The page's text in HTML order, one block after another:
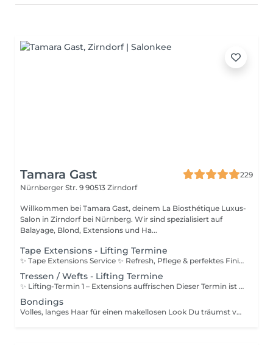
Tamara Gast
229
Nürnberger Str. 9 90513 Zirndorf
Willkommen bei Tamara Gast, deinem La Biosthétique Luxus-
Salon in Zirndorf bei Nürnberg. Wir sind spezialisiert auf
Balayage, Blond, Extensions und Ha...
Tape Extensions - Lifting Termine
✨ Tape Extensions Service ✨ Refresh, Pflege & perfektes Finish ✨ Dieser Service ist exklusiv für unsere Stammkundinnen, die bereits ein Tape-Extensions-Set von uns tragen!!! ✨ Im Rahmen des Termins werden die vorhandenen Tape-Extensions schonend entfernt, die Tape-Streifen erneuert und dein Eigenhaar tiefengereinigt, shampooniert und gepflegt. So wird dein Haar optimal vorbereitet. Anschließend werden die erneuerten Tape-Extensions fachgerecht wieder eingearbeitet, präzise eingeschnitten und das gesamte Ergebnis professionell gestylt. ✨ Das Resultat: ✨ Natürlich fallende Längen. ✨ Saubere Übergänge. ✨ Ein frisches, luxuriöses Tragegefühl. ✨ Wichtige Buchungshinweise: Online nur für Kundinnen buchbar, die bereits Tape-Extensions von uns haben Neukundinnen buchen bitte zuerst einen Beratungstermin Der angezeigte Preis gilt für 1 Stunde Einarbeiten & Einschneiden nicht für das erneuern der Tapes Der Endpreis richtet sich individuell nach Anzahl der zu erneuernden Tapes und Zeitaufwand
Tressen / Wefts - Lifting Termine
✨ Lifting-Termin 1 – Extensions auffrischen Dieser Termin ist für dich, wenn deine Extensions neu eingearbeitet wurden und du innerhalb von 4–6 Wochen nach deinem Einarbeitungstermin zum ersten Lifting kommst. Bei diesem Service werden die Mikroringe gelöst, die Extensions sanft an den Ansatz nach oben geschoben und wieder sicher fixiert. Wichtige Hinweise: • Bitte erscheine mit frisch gewaschenen Haaren zum Termin, oder buche dir ein BlowOut zum Lifting Termin 1. • Der Termin sollte innerhalb von 4–6 Wochen nach der Einarbeitung stattfinden • Wird dieser Zeitraum überschritten, ist automatisch Lifting-Termin 2 zu buchen ✨ Lifting-Termin 2 – Neu einsetzen & perfektionieren Dieser Termin ist erforderlich, wenn dein letzter Lifting-Termin 1 länger als 6 Wochen zurückliegt. Bei diesem Service werden die Extensions vollständig gelöst, dein Eigenhaar wird shampooniert und gepflegt und anschließend werden die Extensions fachgerecht neu eingearbeitet. So stellen wir sicher, dass Halt, Tragekomfort und Optik wieder unserem Qualitätsanspruch entsprechen. 💛 Dieser Service ist ausschließlich für unsere Stammkundinnen, die bereits ein Extensions-Set von uns tragen.
Bondings
Volles, langes Haar für einen makellosen Look Du träumst von vollem, langem Haar, das sich natürlich anfühlt und vielseitig gestylt werden kann? Dann sind Bondings die perfekte Wahl. Diese hochwertige Extensions-Technik bietet dir maximale Haltbarkeit, ein unsichtbares Ergebnis und natürliche Bewegung ideal für alle, die ihren Haartraum langfristig erfüllen möchten. Unser Service für dich: Präzises Einarbeiten der Bondings für ein unsichtbares, nahtloses Ergebnis Professionelles Styling, damit die Extensions perfekt in dein eigenes Haar übergehen Tipps zur Heimpflege, damit du lange Freude an deinem neuen Haar hast Wichtige Hinweise: Der Preis richtet sich nach Anzahl der Bondings und Zeitaufwand Diese Dienstleistung nicht online buchbar